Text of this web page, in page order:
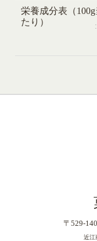
栄養成分表（100g
たり）
〒529-
近